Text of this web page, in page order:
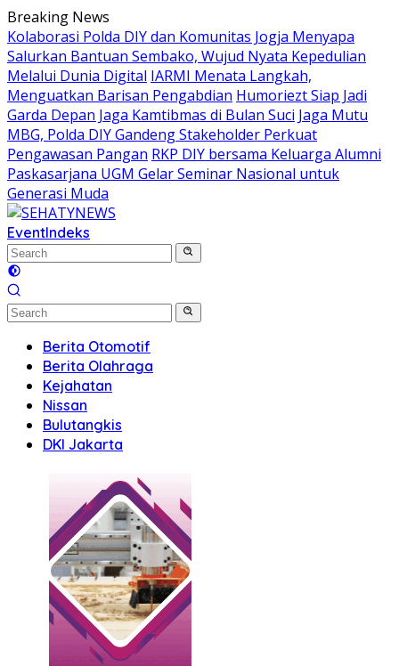
Skip
to
content
Breaking News
Kolaborasi Polda DIY dan Komunitas Jogja Menyapa
Salurkan Bantuan Sembako, Wujud Nyata Kepedulian
Melalui Dunia Digital IARMI Menata Langkah,
Menguatkan Barisan Pengabdian Humoriezt Siap Jadi
Garda Depan Jaga Kamtibmas di Bulan Suci Jaga Mutu
MBG, Polda DIY Gandeng Stakeholder Perkuat
Pengawasan Pangan RKP DIY bersama Keluarga Alumni
Paskasarjana UGM Gelar Seminar Nasional untuk
Generasi Muda
EventIndeks
Berita Otomotif
Berita Olahraga
Kejahatan
Nissan
Bulutangkis
DKI Jakarta